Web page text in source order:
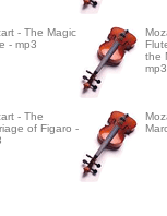
- The Magic
- mp3
the
mp3
- The
of Figaro -